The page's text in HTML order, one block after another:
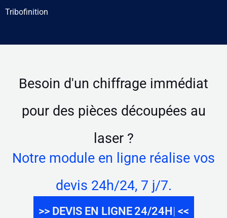
Tribofinition
Besoin d'un chiffrage immédiat
pour des pièces découpées au
laser ?
Notre module en ligne réalise vos
devis 24h/24, 7 j/7.
>> DEVIS EN LIGNEGR <<